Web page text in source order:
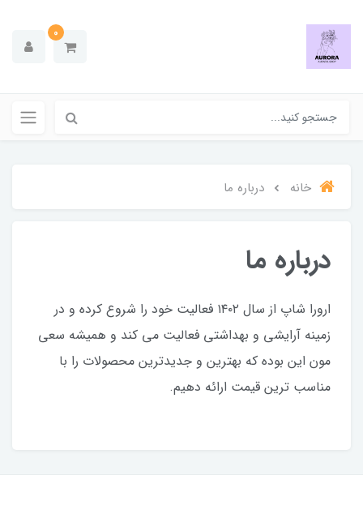
0
خانه درباره ما
درباره ما
ارورا شاپ از سال ۱۴۰۲ فعالیت خود را شروع کرده و در
زمینه آرایشی و بهداشتی فعالیت می کند و همیشه سعی
مون این بوده که بهترین و جدیدترین محصولات را با
مناسب ترین قیمت ارائه دهیم.